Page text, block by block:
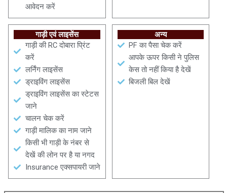
आवेदन करें
गाड़ी एवं लाइसेंस
गाड़ी की RC दोबारा प्रिंट
करें
लर्निंग लाइसेंस
ड्राइविंग लाइसेंस
ड्राइविंग लाइसेंस का स्टेटस
जाने
चालन चेक करें
गाड़ी मालिक का नाम जाने
किसी भी गाड़ी के नंबर से
देखें की लोन पर है या नगद
Insurance एक्सपायरी जाने
अन्य
PF का पैसा चेक करें
आपके ऊपर किसी ने पुलिस
केस तो नहीं किया है देखें
बिजली बिल देखें